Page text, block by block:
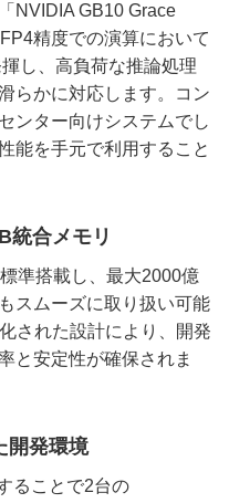
NVIDIA GB10 Grace
精度での演算において
し、高負荷な推論処理
らかに対応します。コン
ンター向けシステムでし
能を手元で利用すること
統合メモリ
準搭載し、最大2000億
スムーズに取り扱い可能
された設計により、開発
と安定性が確保されま
開発環境
ることで2台の